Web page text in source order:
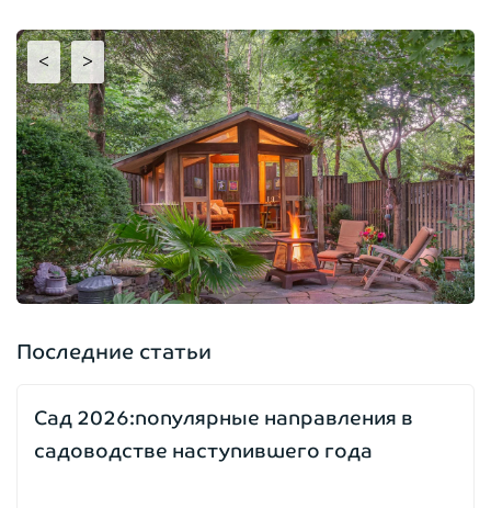
< >
Последние статьи
Сад 2026:популярные направления в
садоводстве наступившего года